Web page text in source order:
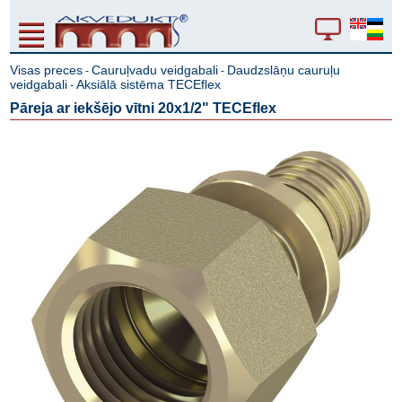
Visas preces -Cauruļvadu veidgabali - Daudzslāņu cauruļu
veidgabali -Aksiālā sistēma TECEflex
Pāreja ar iekšējo vītni 20x1/2" TECEflex